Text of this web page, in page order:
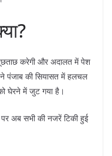
पूछताछ करेगी और अदालत में पेश
पंजाब की सियासत में हलचल
घेरने में जुट गया है।
अब सभी की नजरें टिकी हुई